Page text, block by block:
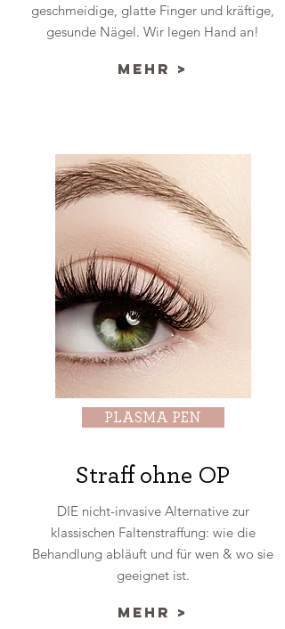
geschmeidige, glatte Finger und kräftige,
gesunde Nägel. Wir legen Hand an!
mehr >
PLASMA PEN
Straff ohne OP
DIE nicht-invasive Alternative zur
klassischen Faltenstraffung: wie die
Behandlung abläuft und für wen & wo sie
geeignet ist.
mehr >